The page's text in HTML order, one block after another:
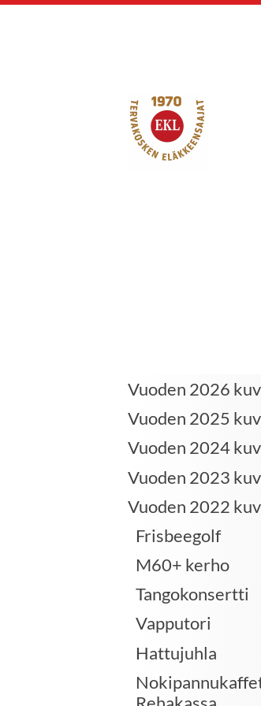
Vuoden 2026
Vuoden 2025
Vuoden 2024
Vuoden 2023
Vuoden 2022
Frisbeegolf
M60+ kerho
Tangokonsertti
Vapputori
Hattujuhla